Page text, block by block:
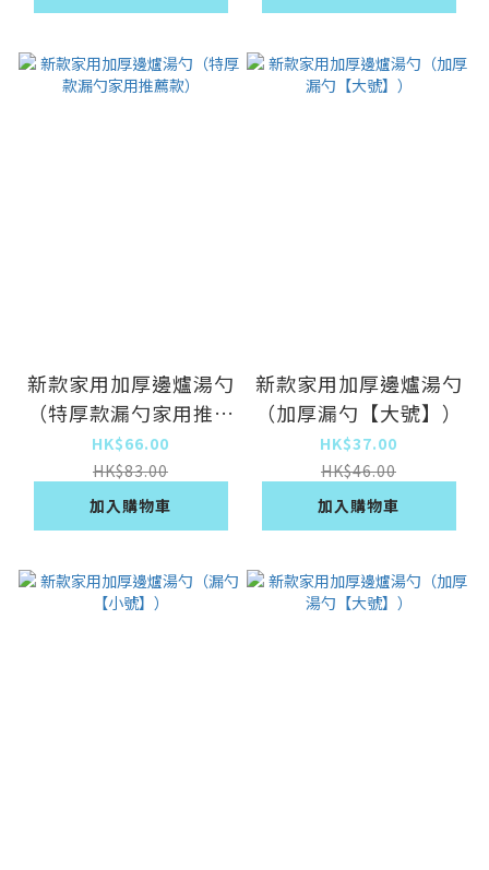
新款家用加厚邊爐湯勺
（特厚款漏勺家用推薦
款）
HK$66.00
HK$83.00
加入購物車
新款家用加厚邊爐湯勺
（加厚漏勺【大號】）
HK$37.00
HK$46.00
加入購物車